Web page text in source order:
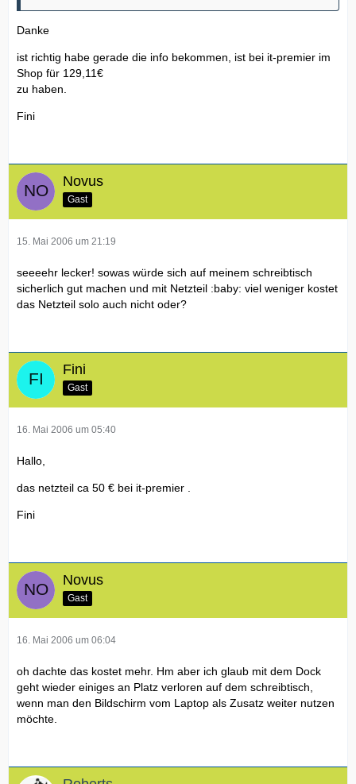
Danke
ist richtig habe gerade die info bekommen, ist bei it-premier im
Shop für 129,11€
zu haben.
Fini
Novus
Gast
15. Mai 2006 um 21:19
seeeehr lecker! sowas würde sich auf meinem schreibtisch
sicherlich gut machen und mit Netzteil :baby: viel weniger kostet
das Netzteil solo auch nicht oder?
Fini
Gast
16. Mai 2006 um 05:40
Hallo,
das netzteil ca 50 € bei it-premier .
Fini
Novus
Gast
16. Mai 2006 um 06:04
oh dachte das kostet mehr. Hm aber ich glaub mit dem Dock
geht wieder einiges an Platz verloren auf dem schreibtisch,
wenn man den Bildschirm vom Laptop als Zusatz weiter nutzen
möchte.